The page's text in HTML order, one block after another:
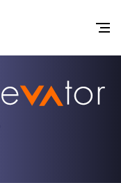
Início